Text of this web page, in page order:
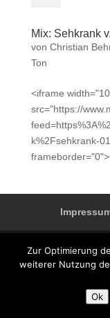
Mix: Sehkrank
von Christian
Ton
<iframe
src="https://
k%2Fsehkrank-
Designed by
Zur Optimierung
weiterer Nutzung
Ok